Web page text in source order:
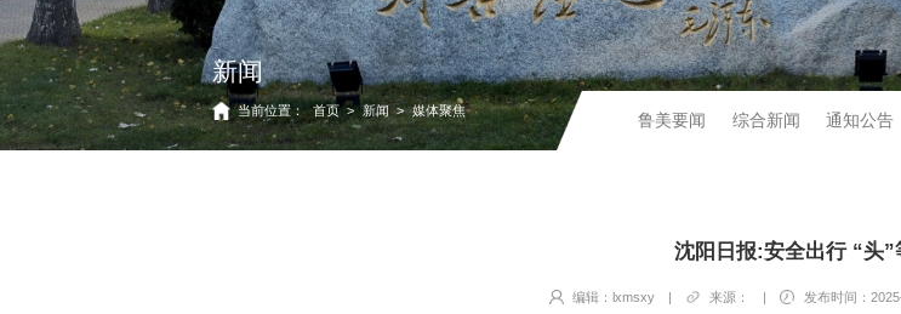
新闻
当前位置： 首页 > 新闻 > 媒体聚焦
鲁美要闻 综合新闻 通知公告
沈阳日报:安全出行 “头”
编辑：lxmsxy | 来源： | 发布时间：